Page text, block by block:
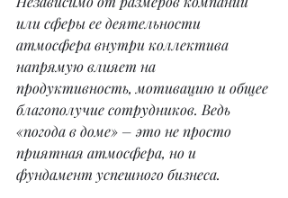
или сферы ее деятельности
атмосфера внутри коллектива
напрямую влияет на
продуктивность, мотивацию и общее
благополучие сотрудников. Ведь
«погода в доме» – это не просто
приятная атмосфера, но и
фундамент успешного бизнеса.